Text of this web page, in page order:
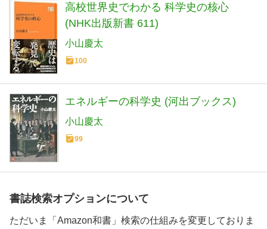
高校世界史でわかる 科学史の核心
(NHK出版新書 611)
小山慶太
100
エネルギーの科学史 (河出ブックス)
小山慶太
99
書誌検索オプションについて
ただいま「Amazon和書」検索の仕組みを変更しておりま